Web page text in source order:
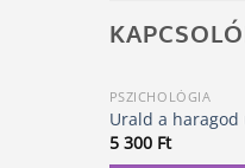
PSZICHOLÓGIA
Urald a
5 300 Ft